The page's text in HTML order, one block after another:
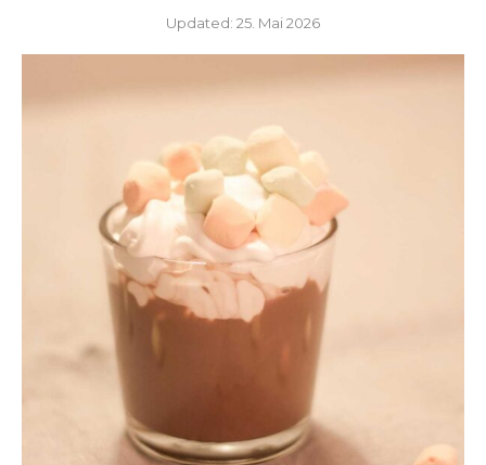
Updated: 25. Mai 2026